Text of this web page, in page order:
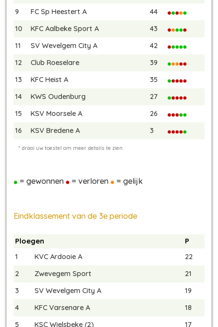
9
FC Sp Heestert A
44
10
KFC Aalbeke Sport A
43
11
SV Wevelgem City A
42
12
Club Roeselare
39
13
KFC Heist A
35
14
KWS Oudenburg
27
15
KSV Moorsele A
26
16
KSV Bredene A 3
= gewonnen = verloren = gelijk
Eindklassement van de 3e periode
Ploegen
P
1
KVC Ardooie A
22
2
Zwevegem Sport
21
3
SV Wevelgem City A
19
4
KFC Varsenare A
18
5
KSC Wielsbeke (2)
17